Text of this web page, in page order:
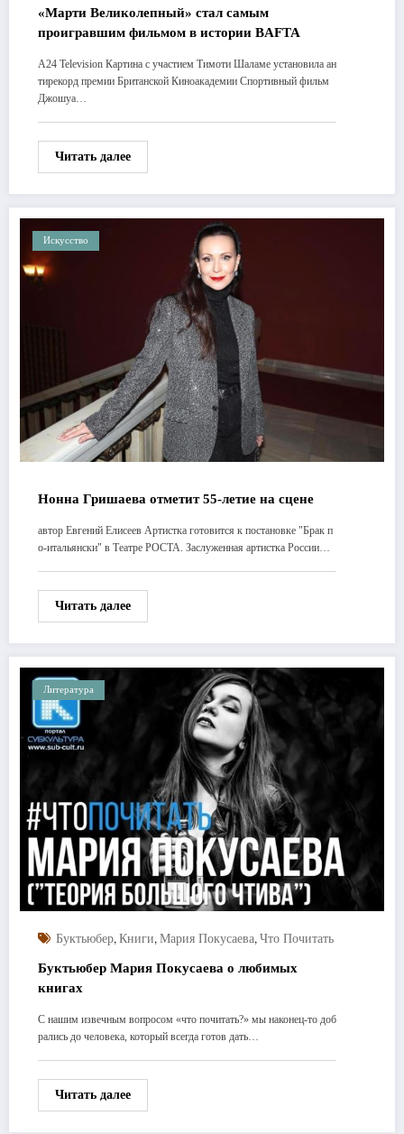
«Марти Великолепный» стал самым
проигравшим фильмом в истории BAFTA
A24 Television Картина с участием Тимоти Шаламе установила ан
тирекорд премии Британской Киноакадемии Спортивный фильм
Джошуа…
Читать далее
Искусство
Нонна Гришаева отметит 55-летие на сцене
автор Евгений Елисеев Артистка готовится к постановке "Брак п
о-итальянски" в Театре РОСТА. Заслуженная артистка России…
Читать далее
Литература
Буктьюбер, Книги, Мария Покусаева, Что Почитать
Буктьюбер Мария Покусаева о любимых
книгах
С нашим извечным вопросом «что почитать?» мы наконец-то доб
рались до человека, который всегда готов дать…
Читать далее